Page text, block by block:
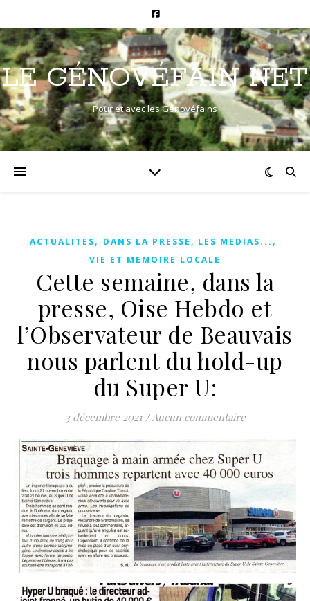
LE GÉNOVÉFAIN NET
Pour et avec les Génovéfains
ACTUALITES, DANS LA PRESSE, LES MEDIAS... ,
VIE ET MEMOIRE LOCALE
Cette semaine, dans la
presse, Oise Hebdo et
l’Observateur de Beauvais
nous parlent du hold-up
du Super U:
3 décembre 2021 /Aucun commentaire